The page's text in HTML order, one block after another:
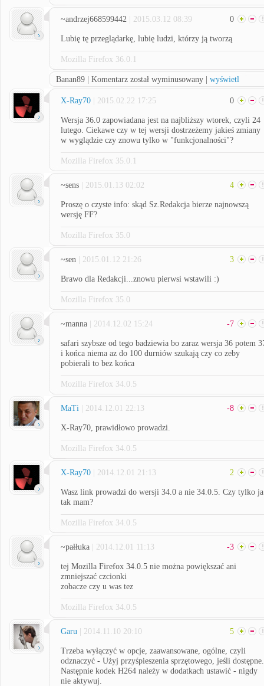
~andrzej668599442 | 2015.03.12 08:39 0
Lubię tę przeglądarkę, lubię ludzi, którzy ją tworzą
Mozilla Firefox 36.0.1
Banan89 | Komentarz został wyminusowany | wyświetl
X-Ray70 | 2015.02.22 17:25 0
Wersja 36.0 zapowiadana jest na najbliższy wtorek, czyli 24
lutego. Ciekawe czy w tej wersji dostrzeżemy jakieś zmiany
w wyglądzie czy znowu tylko w "funkcjonalności"?
Mozilla Firefox 35.0.1
~sens | 2015.01.13 02:02 4
Proszę o czyste info: skąd Sz.Redakcja bierze najnowszą
wersję FF?
Mozilla Firefox 35.0
~sen | 2015.01.12 21:26 3
Brawo dla Redakcji...znowu pierwsi wstawili :)
Mozilla Firefox 35.0
~manna | 2014.12.02 15:24 -7
safari szybsze od tego badziewia bo zaraz wersja 36 potem
i końca niema az do 100 durniów szukają czy co zeby
pobierali to bez końca
Mozilla Firefox 34.0.5
MaTi | 2014.12.01 22:13 -8
X-Ray70, prawidłowo prowadzi.
Mozilla Firefox 34.0.5
X-Ray70 | 2014.12.01 21:13 2
Wasz link prowadzi do wersji 34.0 a nie 34.0.5. Czy tylko ja
tak mam?
Mozilla Firefox 34.0.5
~pałłuka | 2014.12.01 11:13 -3
tej Mozilla Firefox 34.0.5 nie można powiększać ani
zmniejszać czcionki
zobacze czy u was tez
Mozilla Firefox 34.0.5
Garu | 2014.11.10 20:10 5
Trzeba wyłączyć w opcje, zaawansowane, ogólne, czyli
odznaczyć - Użyj przyśpieszenia sprzętowego, jeśli dostępne.
Następnie kodek H264 należy w dodatkach ustawić - nigdy
nie aktywuj.